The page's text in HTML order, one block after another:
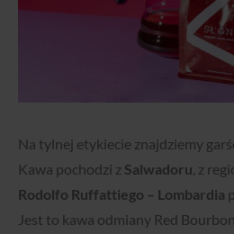
Na tylnej etykiecie znajdziemy
Kawa pochodzi z Salwadoru , z
Rodolfo Ruffattiego – Lombardia
Jest to kawa odmiany Red